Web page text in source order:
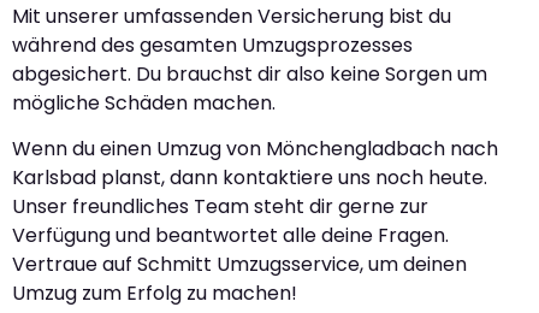
Mit unserer umfassenden Versicherung bist du
während des gesamten Umzugsprozesses
abgesichert. Du brauchst dir also keine Sorgen um
mögliche Schäden machen.
Wenn du einen Umzug von Mönchengladbach nach
Karlsbad planst, dann kontaktiere uns noch heute.
Unser freundliches Team steht dir gerne zur
Verfügung und beantwortet alle deine Fragen.
Vertraue auf Schmitt Umzugsservice, um deinen
Umzug zum Erfolg zu machen!